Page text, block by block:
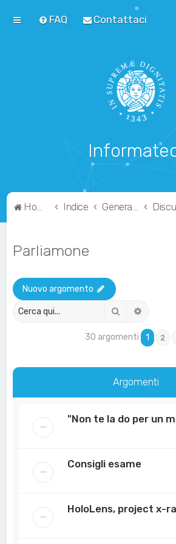
FAQ Contattaci
Home Indice Generale
Parliamone
Nuovo argomento
Cerca
30 argomenti 1 2
Argomenti
"Non te la do per un
Consigli esame
HoloLens, project x-